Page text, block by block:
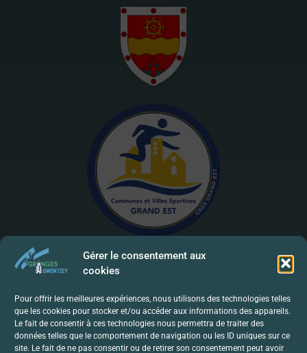
Gérer le consentement aux
cookies
Pour offrir les meilleures expériences, nous utilisons des technologies telles
que les cookies pour stocker et/ou accéder aux informations des appareils.
Le fait de consentir à ces technologies nous permettra de traiter des
données telles que le comportement de navigation ou les ID uniques sur ce
site. Le fait de ne pas consentir ou de retirer son consentement peut avoir
Mentions Légales | RGPD
Politique De Confidentialité
Contact